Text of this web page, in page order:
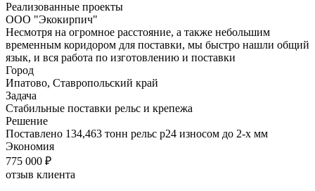
обработки
персональных
данных
Реализованные проекты
ООО "Экокирпич"
Несмотря на огромное расстояние, а также небольшим
временным коридором для поставки, мы быстро нашли общий
язык, и вся работа по изготовлению и поставки
Город
Ипатово, Ставропольский край
Задача
Стабильные поставки рельс и крепежа
Решение
Поставлено 134,463 тонн рельс р24 износом до 2-х мм
Экономия
775 000 ₽
отзыв клиента